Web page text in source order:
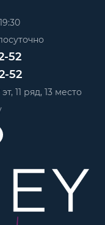
52
52
11 ряд, 13 место